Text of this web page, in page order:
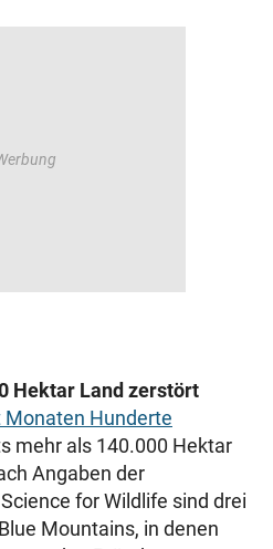
Hektar Land zerstört
Monaten Hunderte
mehr als 140.000 Hektar
Angaben der
for Wildlife sind drei
Mountains, in denen